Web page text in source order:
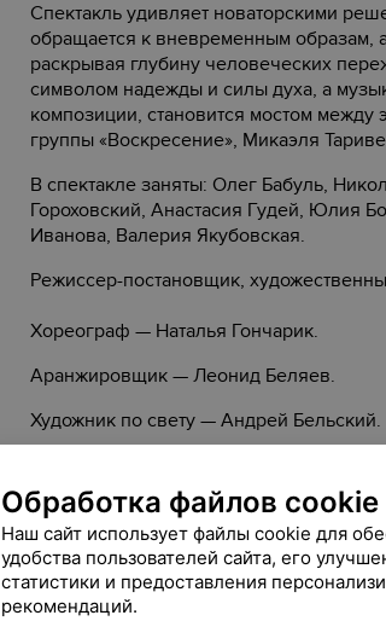
Спектакль удивляет новаторскими
обращается к вневременным образам,
раскрывая глубину человеческих
символом надежды и силы духа, а
композиции, становится мостом между
группы «Воскресение», Микаэля
В спектакле заняты: Олег Бабуль,
Гороховский, Анастасия Гудей, Юлия
Иванова, Валерия Якубовская.
Режиссер-постановщик,
Хореограф — Наталья Гончарик.
Аранжировщик — Леонид Беляев.
Художник по свету — Андрей Бельский.
Длительность: 1 ч
Стоимость билетов:
Обработка файлов cookie
Наш сайт использует файлы cookie для
удобства пользователей сайта, его
статистики и предоставления
рекомендаций.